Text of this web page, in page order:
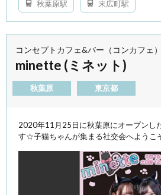
秋葉原駅 末広町駅
コンセプトカフェ&バー（コンカフェ）
minette (ミネット)
秋葉原 東京都
2020年11月25日に秋葉原にオープンし
す☆子猫ちゃんが集まる社交会へようこ